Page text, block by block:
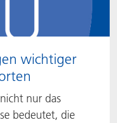
wichtiger
nur das
bedeutet, die